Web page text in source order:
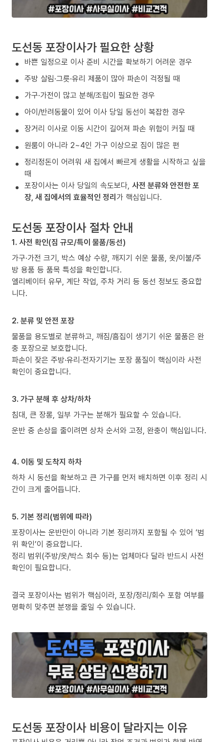
도선동 포장이사가 필요한 상황
바쁜 일정으로 이사 준비 시간을 확보하기 어려운 경우
주방 살림·그릇·유리 제품이 많아 파손이 걱정될 때
가구·가전이 많고 분해/조립이 필요한 경우
아이/반려동물이 있어 이사 당일 동선이 복잡한 경우
장거리 이사로 이동 시간이 길어져 파손 위험이 커질 때
원룸이 아니라 2~4인 가구 이상으로 짐이 많은 편
정리정돈이 어려워 새 집에서 빠르게 생활을 시작하고 싶을
때
포장이사는 이사 당일의 속도보다, 사전 분류와 안전한 포
장, 새 집에서의 효율적인 정리가 핵심입니다.
도선동 포장이사 절차 안내
1. 사전 확인(짐 규모/특이 물품/동선)
가구·가전 크기, 박스 예상 수량, 깨지기 쉬운 물품, 옷/이불/주
방 용품 등 품목 특성을 확인합니다.
엘리베이터 유무, 계단 작업, 주차 거리 등 동선 정보도 중요합
니다.
2. 분류 및 안전 포장
물품을 용도별로 분류하고, 깨짐/흠집이 생기기 쉬운 물품은 완
충 포장으로 보호합니다.
파손이 잦은 주방·유리·전자기기는 포장 품질이 핵심이라 사전
확인이 중요합니다.
3. 가구 분해 후 상차/하차
침대, 큰 장롱, 일부 가구는 분해가 필요할 수 있습니다.
운반 중 손상을 줄이려면 상차 순서와 고정, 완충이 핵심입니다.
4. 이동 및 도착지 하차
하차 시 동선을 확보하고 큰 가구를 먼저 배치하면 이후 정리 시
간이 크게 줄어듭니다.
5. 기본 정리(범위에 따라)
포장이사는 운반만이 아니라 기본 정리까지 포함될 수 있어 ‘범
위 확인’이 중요합니다.
정리 범위(주방/옷/박스 회수 등)는 업체마다 달라 반드시 사전
확인이 필요합니다.
결국 포장이사는 범위가 핵심이라, 포장/정리/회수 포함 여부를
명확히 맞추면 분쟁을 줄일 수 있습니다.
도선동 포장이사 비용이 달라지는 이유